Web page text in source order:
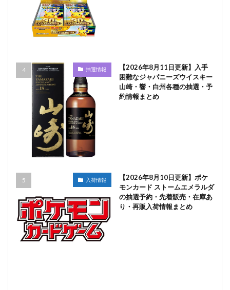
抽選情報
【2026年8月11日更新】入手
困難なジャパニーズウイスキー
山崎・響・白州各種の抽選・予
約情報まとめ
入荷情報
【2026年8月10日更新】ポケ
モンカード ストームエメラルダ
の抽選予約・先着販売・在庫あ
り・再販入荷情報まとめ